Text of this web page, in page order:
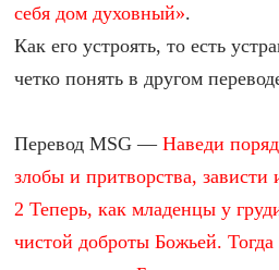
себя дом духовный».
Как его устроять, то есть
четко понять в другом
Перевод MSG —Наведи
злобы и притворства,
2 Теперь, как младенцы у
чистой доброты Божьей.